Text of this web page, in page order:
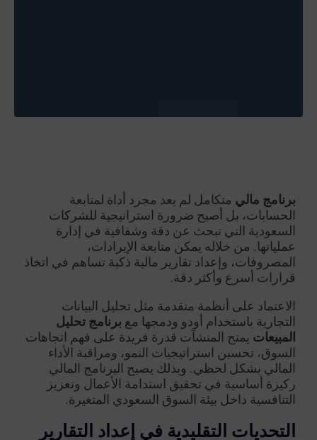
برنامج مالي متكامل لم يعد مجرد أداة لمتابعة
الحسابات، بل أصبح ضرورة استراتيجية للشركات
السعودية التي تبحث عن دقة وشفافية في إدارة
عملياتها. من خلاله يمكن متابعة الإيرادات،
المصروفات، وإعداد تقارير مالية ذكية تساهم في اتخاذ
قرارات أسرع وأكثر دقة.
الاعتماد على أنظمة متقدمة مثل تحليل البيانات
التجارية باستخدام أودو ودمجها مع برنامج تحليل
المبيعات يمنح المنشآت قدرة فريدة على فهم اتجاهات
السوق، تحسين استراتيجيات النمو، ومراقبة الأداء
المالي بشكل لحظي. وبذلك يصبح البرنامج المالي
ركيزة أساسية في تحقيق استدامة الأعمال وتعزيز
التنافسية داخل بيئة السوق السعودي المتغيرة.
التحديات التقليدية في إعداد التقارير